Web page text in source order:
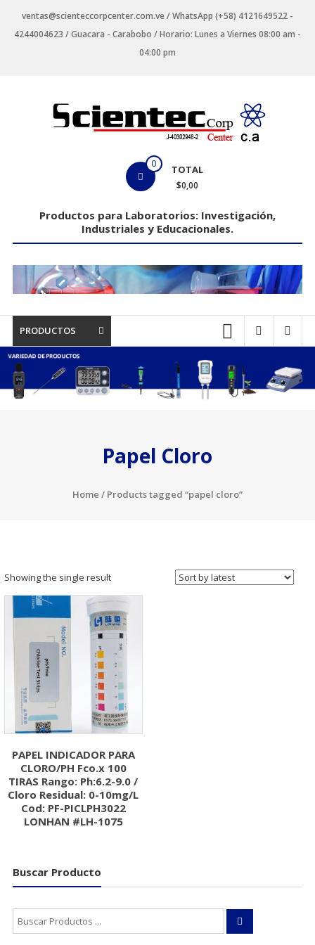
contenido
ventas@scienteccorpcenter.com.ve / WhatsApp (+58) 4121649522 -
4244004623 / Guacara - Carabobo / Horario: Lunes a Viernes 08:00 am -
04:00 pm
Laboratorios
Industriales
y
Educacionales.
0 TOTAL
$0,00
Productos para Laboratorios: Investigación,
Industriales y Educacionales.
PRODUCTOS
Papel Cloro
Home / Products tagged “papel cloro”
Showing the single result
PAPEL INDICADOR PARA
CLORO/PH Fco.x 100
TIRAS Rango: Ph:6.2-9.0 /
Cloro Residual: 0-10mg/L
Cod: PF-PICLPH3022
LONHAN #LH-1075
Buscar Producto
Buscar: